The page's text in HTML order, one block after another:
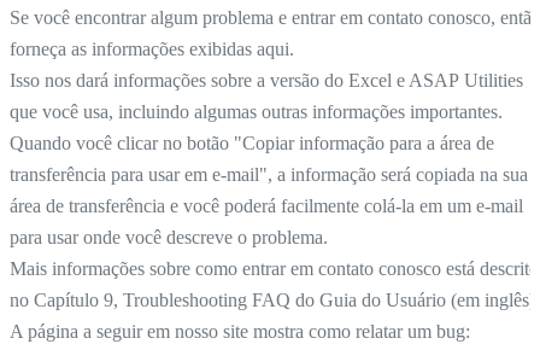
Se você encontrar algum problema e entrar em contato conosco, então
forneça as informações exibidas aqui.
Isso nos dará informações sobre a versão do Excel e ASAP Utilities
que você usa, incluindo algumas outras informações importantes.
Quando você clicar no botão "Copiar informação para a área de
transferência para usar em e-mail", a informação será copiada na sua
área de transferência e você poderá facilmente colá-la em um e-mail
para usar onde você descreve o problema.
Mais informações sobre como entrar em contato conosco está descrito
no Capítulo 9, Troubleshooting FAQ do Guia do Usuário (em inglês).
A página a seguir em nosso site mostra como relatar um bug: